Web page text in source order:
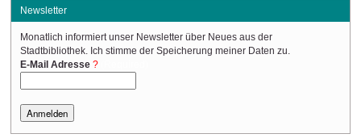
Newsletter
Monatlich informiert unser Newsletter über Neues aus der
Stadtbibliothek. Ich stimme der Speicherung meiner Daten zu.
E-Mail Adresse